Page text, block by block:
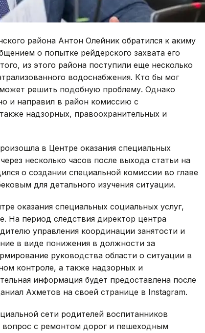
района Антон Олейник обратился к акиму
о попытке рейдерского захвата его
из этого района поступили еще несколько
водоснабжения. Кто бы мог
решить подобную проблему. Однако
и направил в район комиссию с
надзорных, правоохранительных и
в Центре оказания специальных
несколько часов после выхода статьи на
о создании специальной комиссии во главе
для детального изучения ситуации.
оказания специальных социальных услуг,
На период следствия директор центра
управления координации занятости и
в виде понижения в должности за
руководства области о ситуации в
контроле, а также надзорных и
информация будет предоставлена после
Ахметов на своей странице в Instagram.
сети родителей воспитанников
вопрос с ремонтом дорог и пешеходным